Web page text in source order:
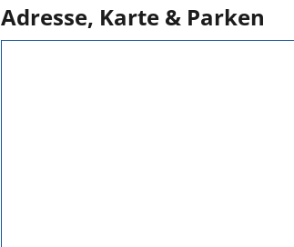
Adresse, Karte & Parken